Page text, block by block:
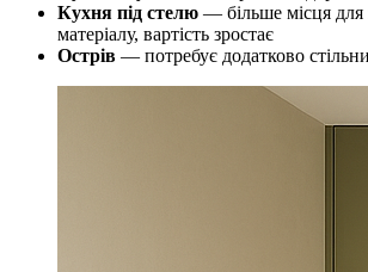
Кухня під стелю — більше місця для
матеріалу, вартість зростає
Острів — потребує додатково